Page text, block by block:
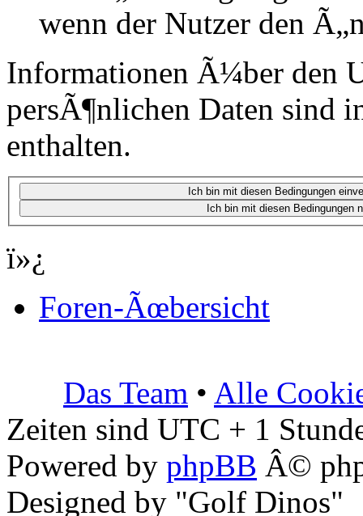
wenn der Nutzer den
Informationen Ã¼ber den
persÃ¶nlichen Daten sind
enthalten.
ï»¿
Foren-Ãœbersicht
Das Team • Alle
Zeiten sind UTC + 1
Powered by phpBB Â©
Designed by "Golf Dinos"